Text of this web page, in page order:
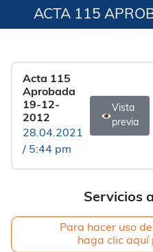
ACTA 115
Servicios
Para hacer uso
haga clic aquí
Acta 115
Aprobada
19-12-
2012
28.04.2021
/ 5:44 pm
Vista
previa